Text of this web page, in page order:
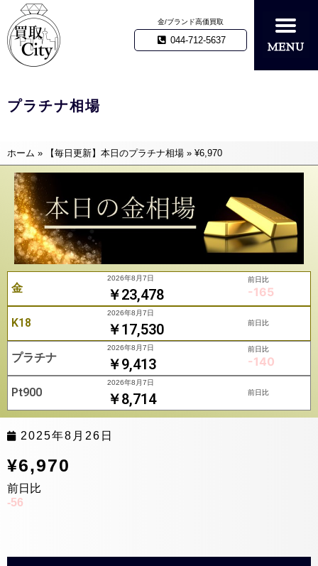
金/ブランド高価買取
044-712-5637
プラチナ相場
ホーム » 【毎日更新】本日のプラチナ相場 » ¥6,970
金 ￥23,478
2026年8月7日 前日比
-165
K18 ￥17,530
2026年8月7日
前日比
プラチナ ￥9,413
2026年8月7日 前日比
-140
Pt900 ￥8,714
2026年8月7日
前日比
2025年8月26日
¥6,970
前日比
-56